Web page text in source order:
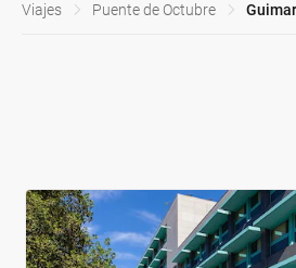
Viajes Puente de Octubre